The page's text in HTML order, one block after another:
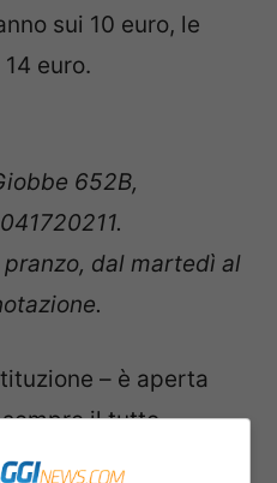
sui 10 euro, le
euro.
652B,
dal martedì al
– è aperta
il tutto
mangia bene, si